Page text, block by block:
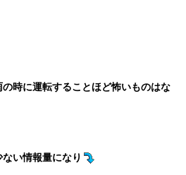
時に運転することほど怖いものはな
い情報量になり